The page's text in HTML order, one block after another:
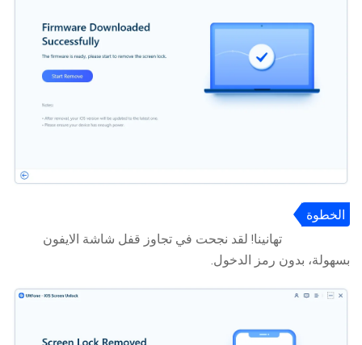
الخطوة
تهانينا! لقد نجحت في تجاوز قفل شاشة الايفون
بسهولة، بدون رمز الدخول.